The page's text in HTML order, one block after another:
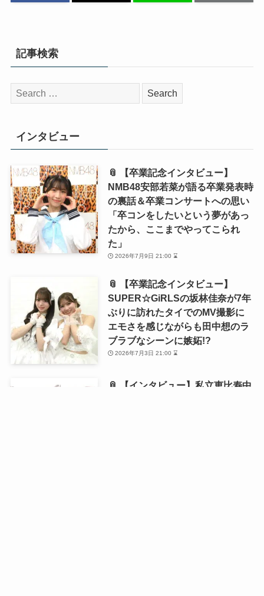
記事検索
検
索:
インタビュー
📎 【卒業記念インタビュー】
NMB48安部若菜が語る卒業発表時
の裏話＆卒業コンサートへの思い
「卒コンをしたいという夢があっ
たから、ここまでやってこられ
た」
2026年7月9日 21:00 ⌛
📎 【卒業記念インタビュー】
SUPER☆GiRLSの坂林佳奈が7年
ぶりに訪れたタイでのMV撮影に
エモさを感じながらも田中想のラ
ブラブなシーンに嫉妬!?
2026年7月3日 21:00 ⌛
📎 【インタビュー】私立恵比寿中